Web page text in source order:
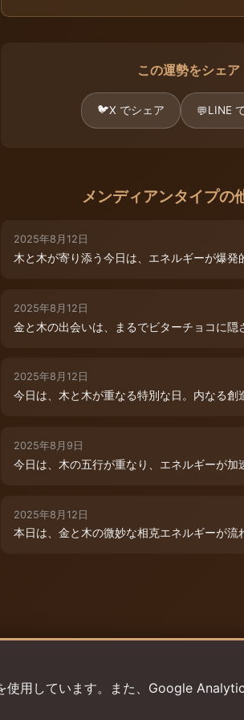
この運勢をシェア
🐦X でシェア 💬LINE
メンディアンタイプの
2025年8月12日
木と木が寄り添う今日は、エネルギーが爆発
2025年8月12日
金と木の出会いは、まるでビターチョコに隠
2025年8月12日
今日は、木と木が重なる特別な日。内なる創
2025年8月9日
今日は、木の五行が重なり、エネルギーが加
2025年8月12日
本日は、金と木の微妙な相克エネルギーが流
使用しています。また、Google